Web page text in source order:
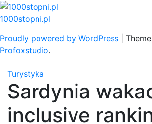
Skip
to
1000stopni.pl
Proudly powered by WordPress
Profoxstudio.
Turystyka
Sardynia
inclusive